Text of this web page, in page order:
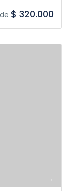
$ 320.000